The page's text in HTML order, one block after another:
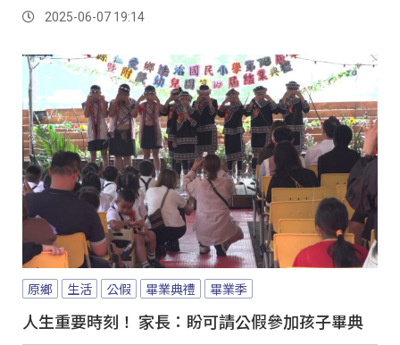
2025-06-07 19:14
原鄉 生活 公假 畢業典禮 畢業季
人生重要時刻！ 家長：盼可請公假參加孩子畢典